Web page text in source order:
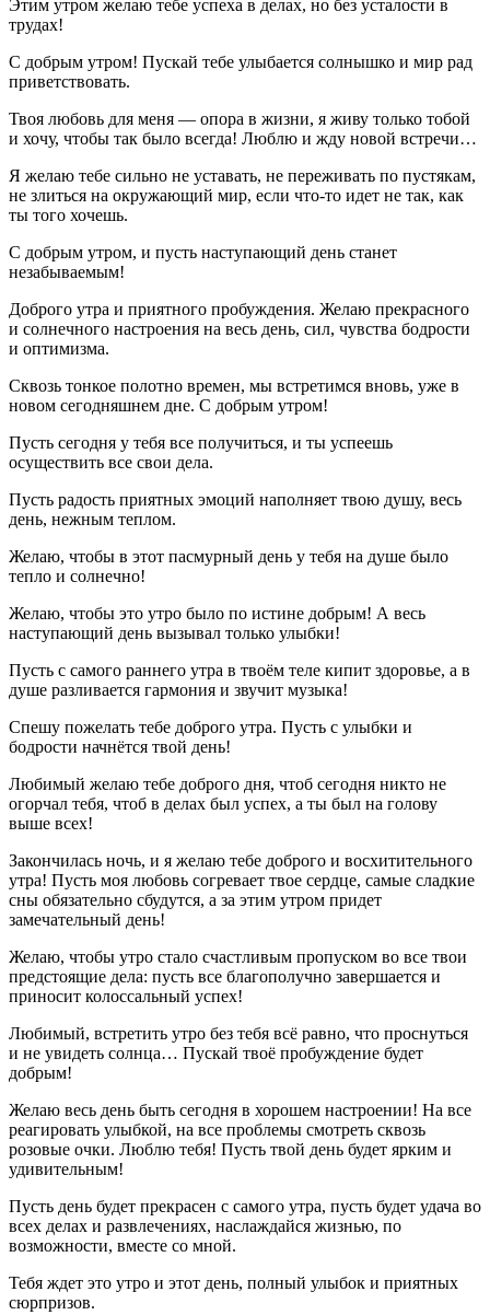
Этим утром желаю тебе успеха в делах, но без усталости в
трудах!
С добрым утром! Пускай тебе улыбается солнышко и мир рад
приветствовать.
Твоя любовь для меня — опора в жизни, я живу только тобой
и хочу, чтобы так было всегда! Люблю и жду новой встречи…
Я желаю тебе сильно не уставать, не переживать по пустякам,
не злиться на окружающий мир, если что-то идет не так, как
ты того хочешь.
С добрым утром, и пусть наступающий день станет
незабываемым!
Доброго утра и приятного пробуждения. Желаю прекрасного
и солнечного настроения на весь день, сил, чувства бодрости
и оптимизма.
Сквозь тонкое полотно времен, мы встретимся вновь, уже в
новом сегодняшнем дне. С добрым утром!
Пусть сегодня у тебя все получиться, и ты успеешь
осуществить все свои дела.
Пусть радость приятных эмоций наполняет твою душу, весь
день, нежным теплом.
Желаю, чтобы в этот пасмурный день у тебя на душе было
тепло и солнечно!
Желаю, чтобы это утро было по истине добрым! А весь
наступающий день вызывал только улыбки!
Пусть с самого раннего утра в твоём теле кипит здоровье, а в
душе разливается гармония и звучит музыка!
Спешу пожелать тебе доброго утра. Пусть с улыбки и
бодрости начнётся твой день!
Любимый желаю тебе доброго дня, чтоб сегодня никто не
огорчал тебя, чтоб в делах был успех, а ты был на голову
выше всех!
Закончилась ночь, и я желаю тебе доброго и восхитительного
утра! Пусть моя любовь согревает твое сердце, самые сладкие
сны обязательно сбудутся, а за этим утром придет
замечательный день!
Желаю, чтобы утро стало счастливым пропуском во все твои
предстоящие дела: пусть все благополучно завершается и
приносит колоссальный успех!
Любимый, встретить утро без тебя всё равно, что проснуться
и не увидеть солнца… Пускай твоё пробуждение будет
добрым!
Желаю весь день быть сегодня в хорошем настроении! На все
реагировать улыбкой, на все проблемы смотреть сквозь
розовые очки. Люблю тебя! Пусть твой день будет ярким и
удивительным!
Пусть день будет прекрасен с самого утра, пусть будет удача во
всех делах и развлечениях, наслаждайся жизнью, по
возможности, вместе со мной.
Тебя ждет это утро и этот день, полный улыбок и приятных
сюрпризов.